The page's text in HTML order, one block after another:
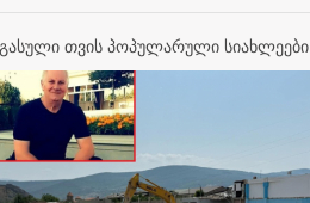
გასული თვის პოპულარული სიახლეები